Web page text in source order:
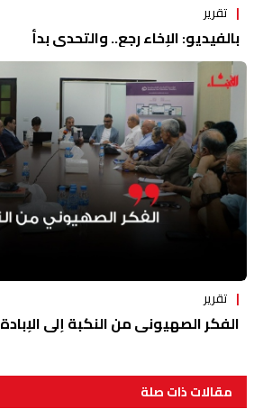
تقرير
بالفيديو: الإخاء رجع.. والتحدي بدأ
تقرير
الفكر الصهيوني من النكبة إلى الإبادة
مقالات ذات صلة